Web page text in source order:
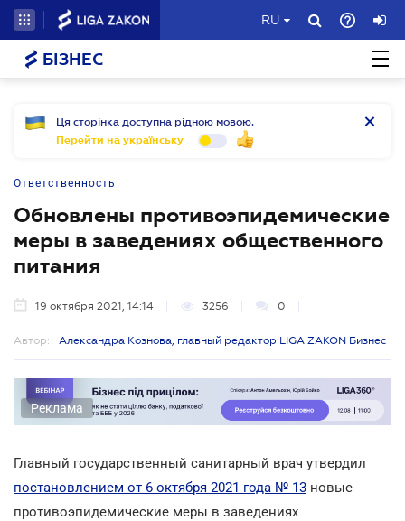
RU
БІЗНЕС
Ця сторінка доступна рідною мовою.
Перейти на українську
Ответственность
Обновлены противоэпидемические
меры в заведениях общественного
питания
19 октября 2021, 14:14 3256 0
Автор: Александра Кознова, главный редактор LIGA ZAKON Бизнес
Реклама
Главный государственный санитарный врач утвердил
постановлением от 6 октября 2021 года № 13 новые
противоэпидемические меры в заведениях